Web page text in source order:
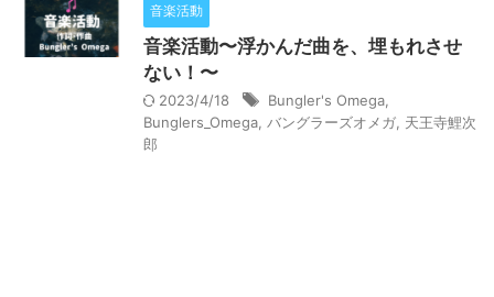
音楽活動
音楽活動〜浮かんだ曲を、埋もれさせ
ない！〜
2023/4/18 Bungler's Omega
Bunglers_Omega バングラーズオメガ 天王寺鯉次
郎